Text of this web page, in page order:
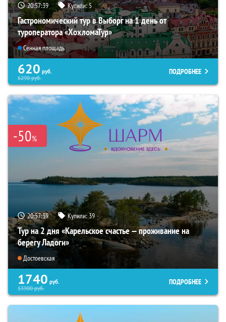
20:57:37 Купили:5
Гастрономический тур в Выборг на 1 день от
туроператора «ХохломаТур»
Сенная площадь
620 руб.
6290руб.
ПОДРОБНЕЕ
-50%
20:57:37 Купили:39
Тур на 2 дня «Карельское счастье — проживание на
берегу Ладоги»
Достоевская
1740 руб.
13900руб.
ПОДРОБНЕЕ